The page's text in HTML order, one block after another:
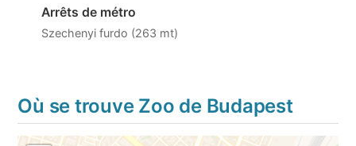
Arrêts de métro
Szechenyi furdo (263 mt)
Où se trouve Zoo de Budapest